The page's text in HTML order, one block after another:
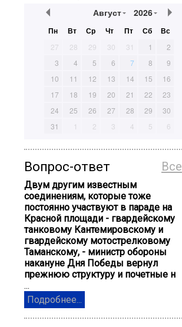
Август 2026
Пн Вт Ср Чт Пт Сб Вс
27 28 29 30 31 1
2
3
4 5 6 7 8
9
10
11 12 13 14 15
16
17
18 19 20 21 22
23
24
25 26 27 28 29
30
31
1 2 3 4 5 6
Все
Вопрос-ответ
Двум другим известным
соединениям, которые тоже
постоянно участвуют в параде на
Красной площади - гвардейскому
танковому Кантемировскому и
гвардейскому мотострелковому
Таманскому, - министр обороны
накануне Дня Победы вернул
прежнюю структуру и почетные н
...
Подробнее...